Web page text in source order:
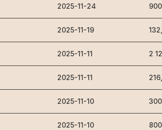
2025-11-24
2025-11-19
2025-11-11 2
2025-11-11
2025-11-10
2025-11-10